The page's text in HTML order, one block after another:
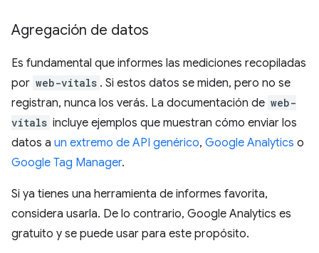
Agregación de datos
Es fundamental que informes las mediciones recopiladas
por web-vitals . Si estos datos se miden, pero no se
registran, nunca los verás. La documentación de web-
vitals incluye ejemplos que muestran cómo enviar los
datos a un extremo de API genérico, Google Analytics o
Google Tag Manager.
Si ya tienes una herramienta de informes favorita,
considera usarla. De lo contrario, Google Analytics es
gratuito y se puede usar para este propósito.